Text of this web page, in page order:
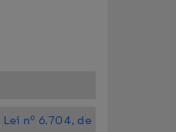
Lei nº 6.704, de